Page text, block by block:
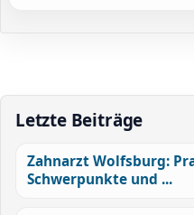
Letzte Beiträge
Zahnarzt Wolfsburg:
Schwerpunkte und ...